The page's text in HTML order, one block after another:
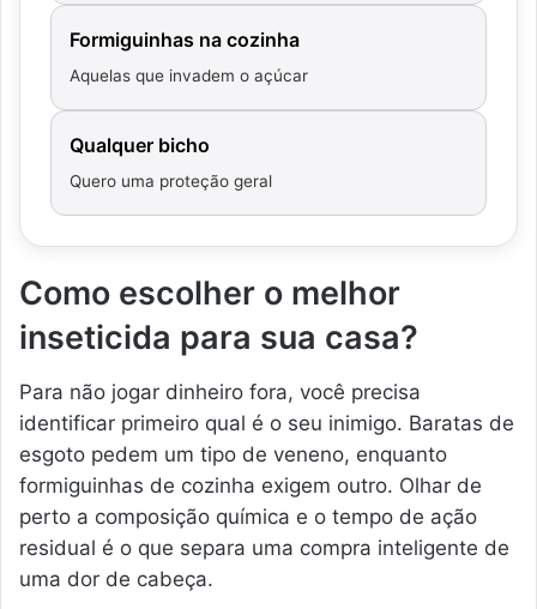
Formiguinhas na cozinha
Aquelas que invadem o açúcar
Qualquer bicho
Quero uma proteção geral
Como escolher o melhor
inseticida para sua casa?
Para não jogar dinheiro fora, você precisa
identificar primeiro qual é o seu inimigo. Baratas de
esgoto pedem um tipo de veneno, enquanto
formiguinhas de cozinha exigem outro. Olhar de
perto a composição química e o tempo de ação
residual é o que separa uma compra inteligente de
uma dor de cabeça.